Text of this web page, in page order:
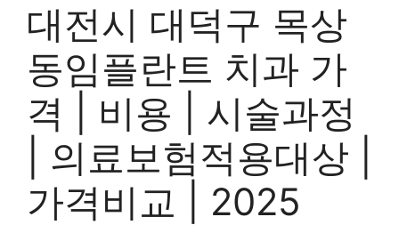
대전시 대덕구 목상
동임플란트 치과 가
격 | 비용 | 시술과정
| 의료보험적용대상 |
가격비교 | 2025